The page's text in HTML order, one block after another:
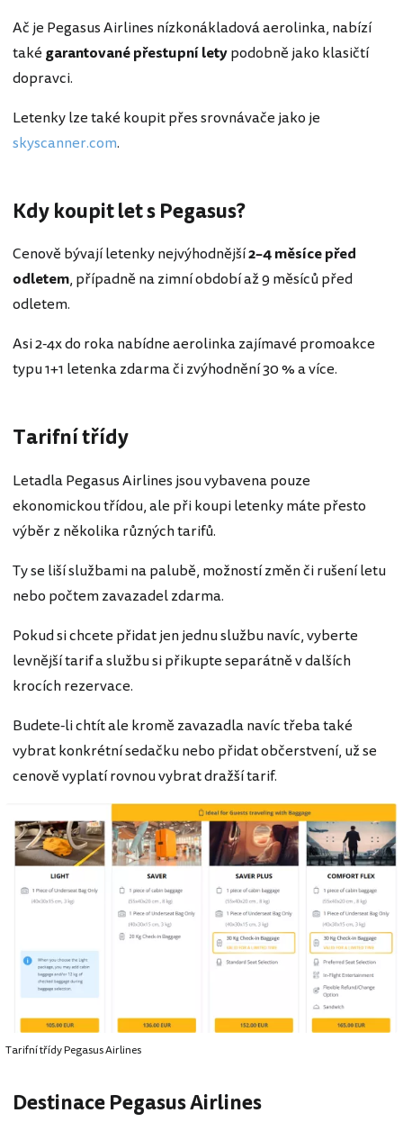
Ač je Pegasus Airlines nízkonákladová aerolinka, nabízí
také garantované přestupní letypodobně jako klasičtí
dopravci.
Letenky lze také koupit přes srovnávače jako je
skyscanner.com.
Kdy koupit let s Pegasus?
Cenově bývají letenky nejvýhodnější2–4 měsíce před
odletem, případně na zimní období až 9 měsíců před
odletem.
Asi 2-4x do roka nabídne aerolinka zajímavé promoakce
typu 1+1 letenka zdarma či zvýhodnění 30 % a více.
Tarifní třídy
Letadla Pegasus Airlines jsou vybavena pouze
ekonomickou třídou, ale při koupi letenky máte přesto
výběr z několika různých tarifů.
Ty se liší službami na palubě, možností změn či rušení letu
nebo počtem zavazadel zdarma.
Pokud si chcete přidat jen jednu službu navíc, vyberte
levnější tarif a službu si přikupte separátně v dalších
krocích rezervace.
Budete-li chtít ale kromě zavazadla navíc třeba také
vybrat konkrétní sedačku nebo přidat občerstvení, už se
cenově vyplatí rovnou vybrat dražší tarif.
Tarifní třídy Pegasus Airlines
Destinace Pegasus Airlines